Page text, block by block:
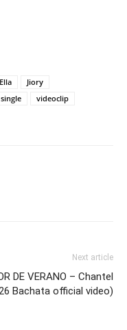
Jiory
videoclip
Next article
DE VERANO – Chantel
Bachata official video)